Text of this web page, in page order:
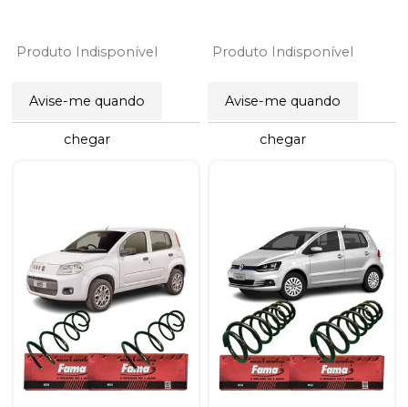
Produto Indisponível
Avise-me quando
chegar
Produto Indisponível
Avise-me quando
chegar